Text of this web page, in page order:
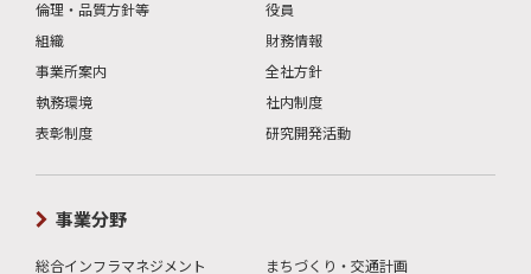
倫理・品質方針等
役員
組織
財務情報
事業所案内
全社方針
執務環境
社内制度
表彰制度
研究開発活動
事業分野
総合インフラマネジメント
まちづくり・交通計画